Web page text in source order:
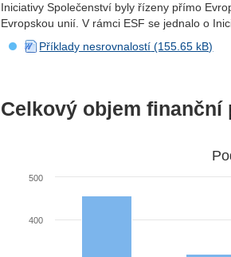
Iniciativy Společenství byly řízeny přímo
Evropskou unií. V rámci ESF se jednalo o
Příklady nesrovnalostí
Celkový objem finanční
400
500